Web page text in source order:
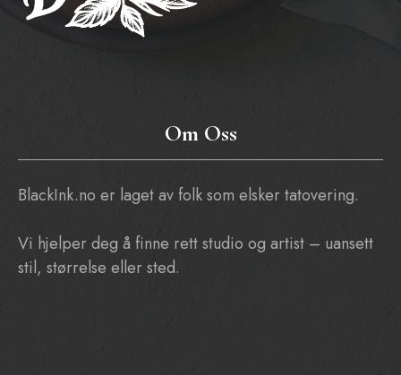
Om Oss
BlackInk.no er laget av folk som elsker tatovering.
Vi hjelper deg å finne rett studio og artist – uansett
stil, størrelse eller sted.